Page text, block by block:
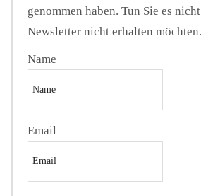
genommen haben. Tun Sie es
Newsletter nicht erhalten möchten.
Name
Email